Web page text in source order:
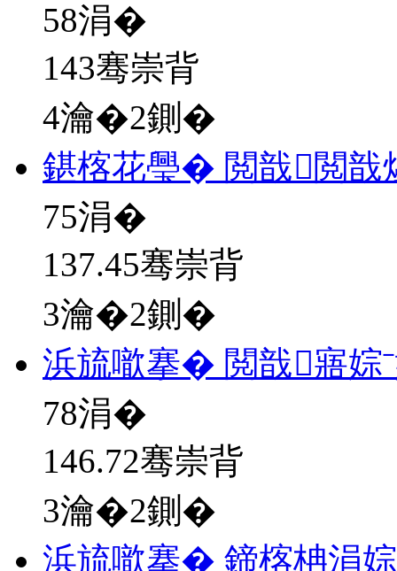
58涓�
143骞崇背
4瀹�2鍘�
鍖楁花璺� 閲戠閲戠
75涓�
137.45骞崇背
3瀹�2鍘�
浜旈噷搴� 閲戠寤婃
78涓�
146.72骞崇背
3瀹�2鍘�
浜旈噷搴� 鍗楁柟涓